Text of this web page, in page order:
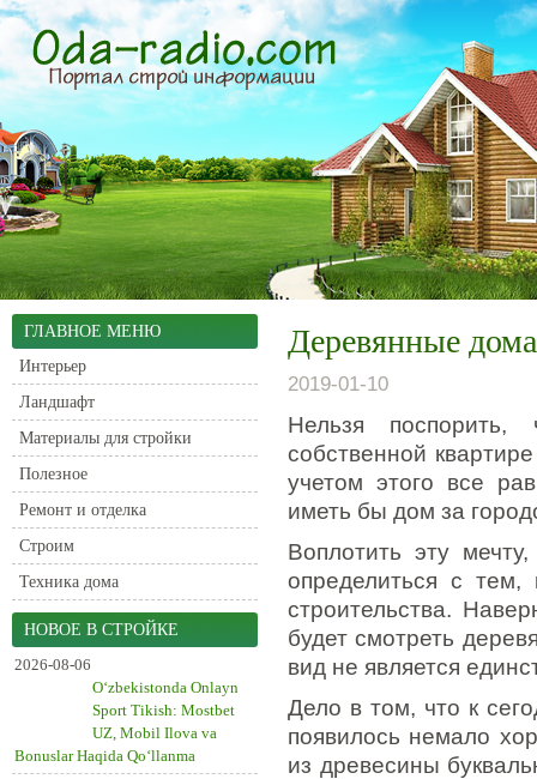
ГЛАВНОЕ МЕНЮ
Интерьер
Ландшафт
Материалы для стройки
Полезное
Ремонт и отделка
Строим
Техника дома
НОВОЕ В СТРОЙКЕ
2026-08-06
O‘zbekistonda Onlayn
Sport Tikish: Mostbet
UZ, Mobil Ilova va
Bonuslar Haqida Qo‘llanma
Деревянные
2019-01-10
Нельзя
собственной
учетом этого все
иметь бы дом за
Воплотить эту
определиться с тем,
строительства.
будет смотреть
вид не является
Дело в том, что к
появилось немало
из древесины